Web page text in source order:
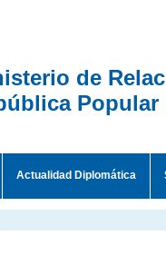
de
Popular
Actualidad Diplomática